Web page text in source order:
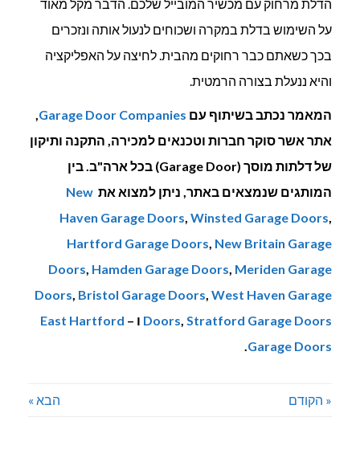
הדלת מרחוק עם מכשיר המובייל שלכם. הדבר מקל מאוד
על השימוש בדלת במקרה ושכוחים לנעול אותה ונזכרים
בכך כשאתם כבר רחוקים מהבית. לחיצה על האפליקציה
והיא ננעלת בצורה הרמטית.
המאמר נכתב בשיתוף עם Garage Door Companies
אתר אשר סוקר חברות וטכנאים למכירה, התקנה ותיקון
של דלתות מוסך (Garage Door) בכל ארה"ב. בין
המותגים שנמצאים באתר, ניתן למצוא את New
Haven Garage Doors Winsted Garage Doors
Hartford Garage Doors New Britain Garage
Doors Hamden Garage Doors Meriden Garage
Doors Bristol Garage Doors West Haven Garage
Doors Stratford Garage Doors ו – East Hartford
Garage Doors
« הקודם הבא »